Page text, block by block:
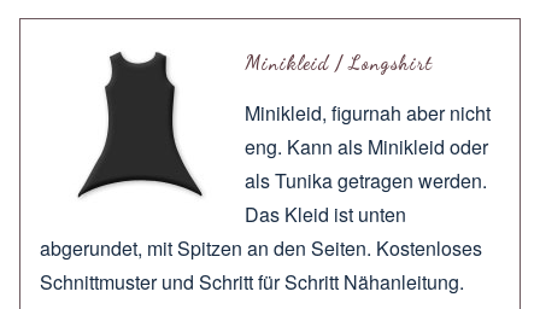
Minikleid / Longshirt
Minikleid, figurnah aber nicht
eng. Kann als Minikleid oder
als Tunika getragen werden.
Das Kleid ist unten
abgerundet, mit Spitzen an den Seiten. Kostenloses
Schnittmuster und Schritt für Schritt Nähanleitung.